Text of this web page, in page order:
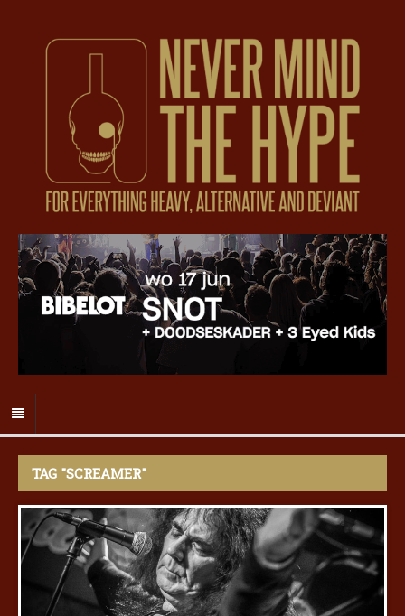
TAG "SCREAMER"